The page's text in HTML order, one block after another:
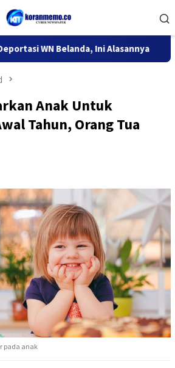
Belanda, Ini Alasannya 9
Anak Untuk
Tahun, Orang Tua
pada anak